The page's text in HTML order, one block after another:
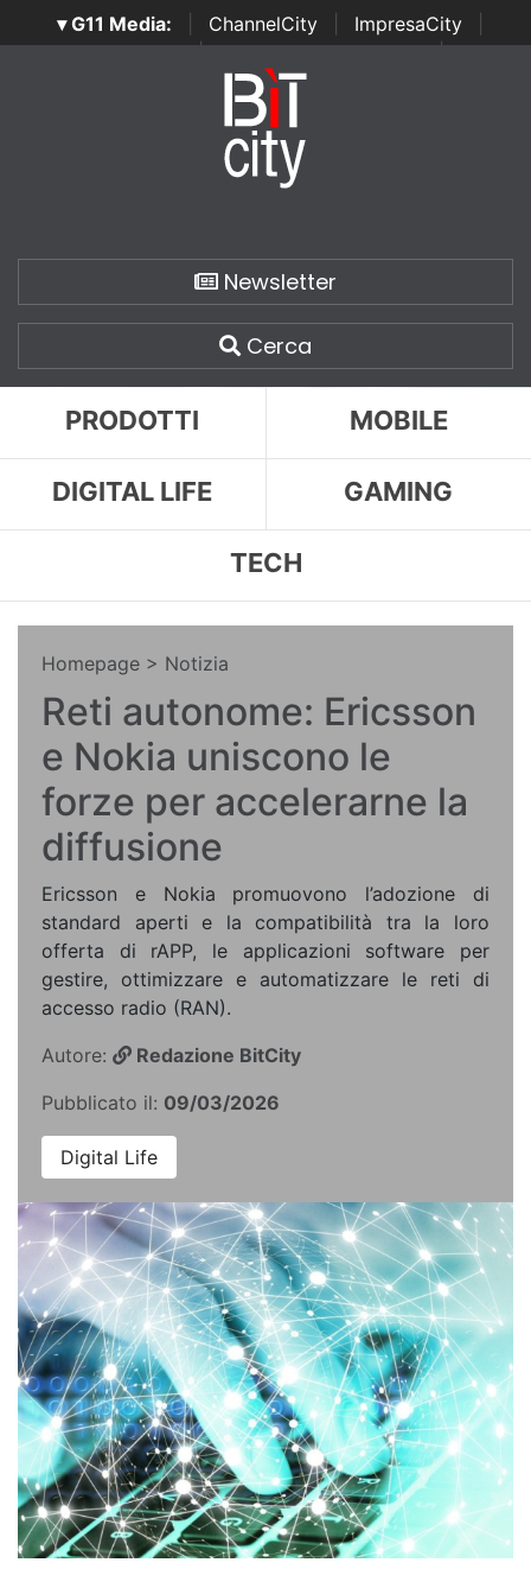
▾ G11 Media: ChannelCity ImpresaCity
SecurityOpenLab | Italian Channel Awards | Italian
Italian Security Awards
Newsletter
Cerca
PRODOTTI MOBILE
DIGITAL LIFE GAMING
TECH
Homepage > Notizia
Reti autonome: Ericsson
e Nokia uniscono le
forze per accelerarne la
diffusione
Ericsson e Nokia promuovono l’adozione di
standard aperti e la compatibilità tra la loro
offerta di rAPP, le applicazioni software per
gestire, ottimizzare e automatizzare le reti di
accesso radio (RAN).
Autore:
Redazione BitCity
Pubblicato il: 09/03/2026
Digital Life